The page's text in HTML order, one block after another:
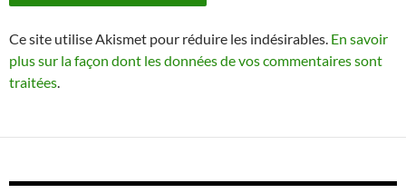
Ce site utilise Akismet pour réduire les indésirables. En savoir
plus sur la façon dont les données de vos commentaires sont
traitées